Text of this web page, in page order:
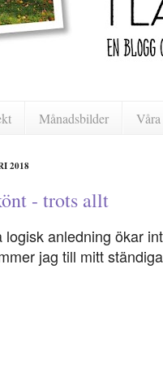
Månadsbilder
2018
- trots allt
logisk anledning ökar
jag till mitt